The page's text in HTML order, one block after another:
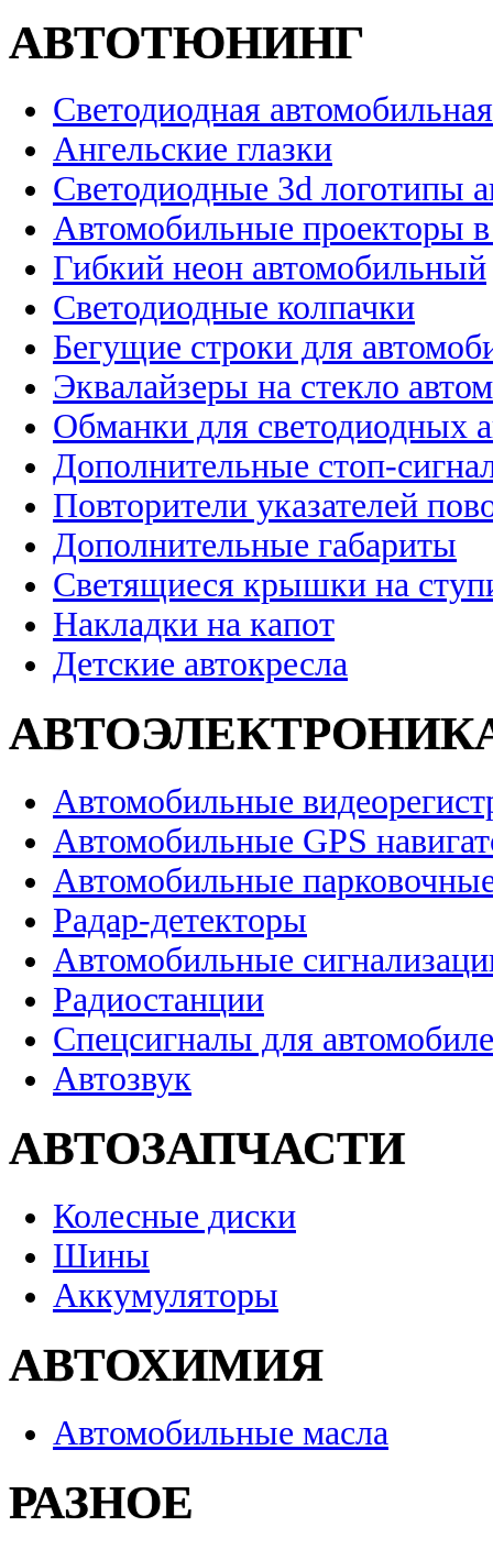
АВТОТЮНИНГ
Светодиодная
Ангельские глазки
Светодиодные 3d логотипы
Автомобильные проекторы
Гибкий неон автомобильный
Светодиодные колпачки
Бегущие строки для
Эквалайзеры на стекло
Обманки для светодиодных
Дополнительные стоп-
Повторители указателей
Дополнительные габариты
Светящиеся крышки на
Накладки на капот
Детские автокресла
Автомобильные
Автомобильные GPS
Автомобильные
Радар-детекторы
Автомобильные
Радиостанции
Спецсигналы для
Автозвук
АВТОЗАПЧАСТИ
Колесные диски
Шины
Аккумуляторы
АВТОХИМИЯ
Автомобильные масла
РАЗНОЕ